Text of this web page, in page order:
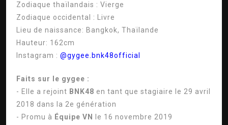
Zodiaque thaïlandais : Vierge
Zodiaque occidental :
Livre
Lieu de naissance: Bangkok, Thaïlande
Hauteur: 162cm
Instagram : @gygee.bnk48official
Faits sur le gygee :
- Elle a rejoint BNK48 en tant que stagiaire le 29 avril
2018 dans la 2e génération
- Promu à Équipe VN
le 16 novembre 2019